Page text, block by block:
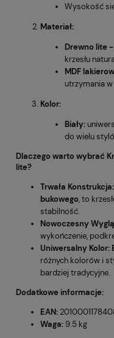
Wysokość
Materiał:
Drewno lite
krzesłu
MDF
utrzymania
Kolor:
Biały:
do wielu
Dlaczego warto wybrać
lite?
Trwała Konstrukcja:
bukowego, to
stabilność.
Nowoczesny
wykończenie,
Uniwersalny Kolor:
różnych kolorów i
bardziej tradycyjne.
Dodatkowe informacje:
EAN:
Waga: 9.5 kg